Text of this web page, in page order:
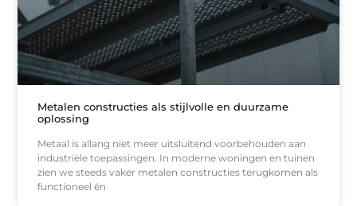
Metalen constructies als stijlvolle en duurzame
oplossing
Metaal is allang niet meer uitsluitend voorbehouden aan
industriële toepassingen. In moderne woningen en tuinen
zien we steeds vaker metalen constructies terugkomen als
functioneel én